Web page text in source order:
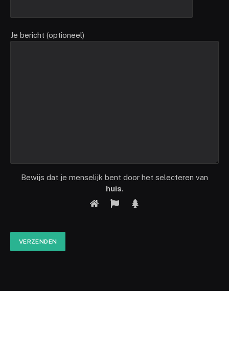
Je bericht (optioneel)
Bewijs dat je menselijk bent door het selecteren van
huis.